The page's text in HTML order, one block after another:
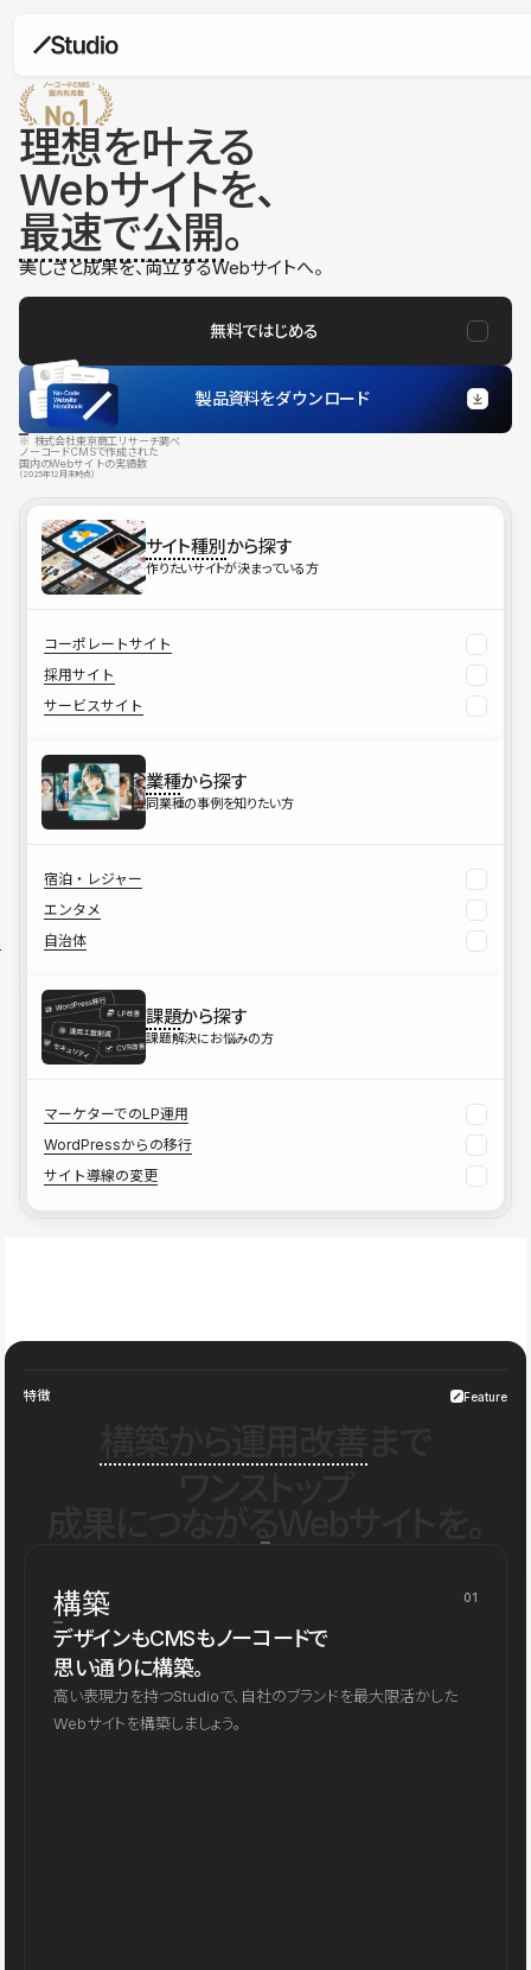
理想を叶える
Webサイトを、
最速で公開。
美しさと成果を、両立するWebサイトへ。
無料ではじめる
製品資料をダウンロード
※ 株式会社東京商工リサーチ調べ
ノーコードCMSで作成された
国内のWebサイトの実績数
（2025年12月末時点）
サイト種別から探す
作りたいサイトが決まっている方
コーポレートサイト
採用サイト
サービスサイト
業種から探す
同業種の事例を知りたい方
宿泊・レジャー
エンタメ
自治体
課題から探す
課題解決にお悩みの方
マーケターでのLP運用
WordPressからの移行
サイト導線の変更
特徴 Feature
構築 01
デザインもCMSもノーコードで
思い通りに構築。
高い表現力を持つStudioで、自社のブランドを最大限活かした
Webサイトを構築しましょう。